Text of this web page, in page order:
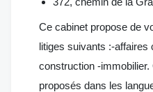
Ce cabinet propose de
litiges suivants :-
construction -
proposés dans les